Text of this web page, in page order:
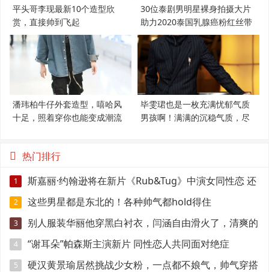
平头哥李现最新10个造型欣
赏，直接帅到飞起
30位泰剧男明星裸身拍摄大片
助力2020泰国乳腺癌粉红丝带
潘玮柏牛仔外套造型，嘻哈风
十足，照着穿你也能变成潮流
毕雯珺也是一枚充满忧郁气质
男孩啊！满满的沉稳气质，尽
热门排行
1
斯嘉丽·约翰逊将在新片《Rub&Tug》中演女同性恋 还
是位风云大佬
2 这些男星都是东北的！各种帅气都hold得住
3
别人服装华丽他穿黑白衬衣，闫涵自由滑火了，清爽的
中国男人真帅
4 “谢耳朵”帕森斯主演新片 同性恋人共同面对绝症
5
硬汉黄景瑜居然挑战少女粉，一点都不娘气，帅气穿搭